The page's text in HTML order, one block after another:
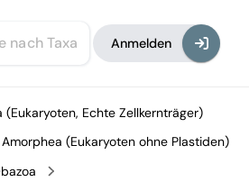
Anmelden
(Eukaryoten, Echte Zellkernträger)
Amorphea (Eukaryoten ohne Plastiden)